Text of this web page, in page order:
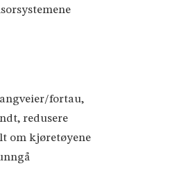
fortau,
redusere
om kjøretøyene